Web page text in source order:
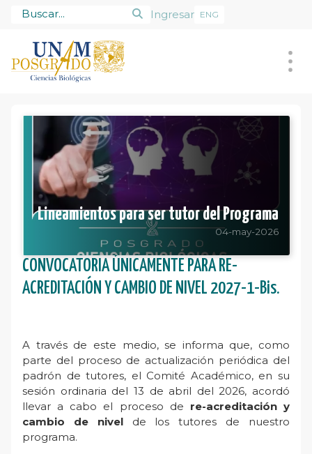
Ingresar ENG
Alumnado
Admisión
Lineamientos para ser tutor del Programa
04-may-2026
CONVOCATORIA ÚNICAMENTE PARA RE-
ACREDITACIÓN Y CAMBIO DE NIVEL 2027-1-Bis.
A través de este medio, se informa que, como
parte del proceso de actualización periódica del
padrón de tutores, el Comité Académico, en su
sesión ordinaria del 13 de abril del 2026, acordó
llevar a cabo el proceso de re-acreditación y
cambio de nivelde los tutores de nuestro
programa.